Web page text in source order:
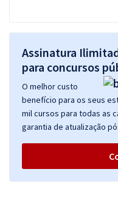
Assinatura
para concursos
O melhor custo
benefício para os seus
mil cursos para todas as
garantia de atualização